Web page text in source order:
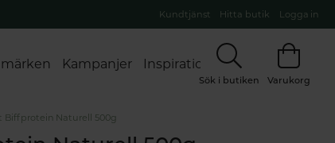
Kundtjänst Hitta butik Logga in
Kampanjer Inspiration
Sök i butiken Varukorg
Biffprotein Naturell 500g